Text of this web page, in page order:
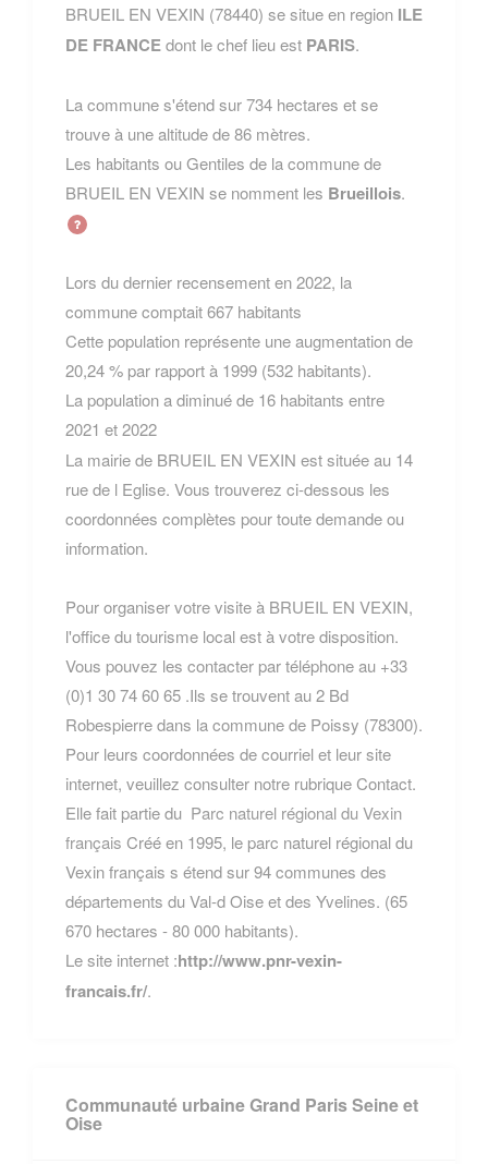
BRUEIL EN VEXIN (78440) se situe en region ILE
DE FRANCEdont le chef lieu est PARIS.
La commune s'étend sur 734 hectares et se
trouve à une altitude de 86 mètres.
Les habitants ou Gentiles de la commune de
BRUEIL EN VEXIN se nomment les Brueillois.
Lors du dernier recensement en 2022, la
commune comptait 667 habitants
Cette population représente une augmentation de
20,24 % par rapport à 1999 (532 habitants).
La population a diminué de 16 habitants entre
2021 et 2022
La mairie de BRUEIL EN VEXIN est située au 14
rue de l Eglise. Vous trouverez ci-dessous les
coordonnées complètes pour toute demande ou
information.
Pour organiser votre visite à BRUEIL EN VEXIN,
l'office du tourisme local est à votre disposition.
Vous pouvez les contacter par téléphone au +33
(0)1 30 74 60 65 .Ils se trouvent au 2 Bd
Robespierre dans la commune de Poissy (78300).
Pour leurs coordonnées de courriel et leur site
internet, veuillez consulter notre rubrique Contact.
Elle fait partie du Parc naturel régional du Vexin
français Créé en 1995, le parc naturel régional du
Vexin français s étend sur 94 communes des
départements du Val-d Oise et des Yvelines. (65
670 hectares - 80 000 habitants).
Le site internet :http://www.pnr-vexin-
francais.fr/.
Communauté urbaine Grand Paris Seine et
Oise